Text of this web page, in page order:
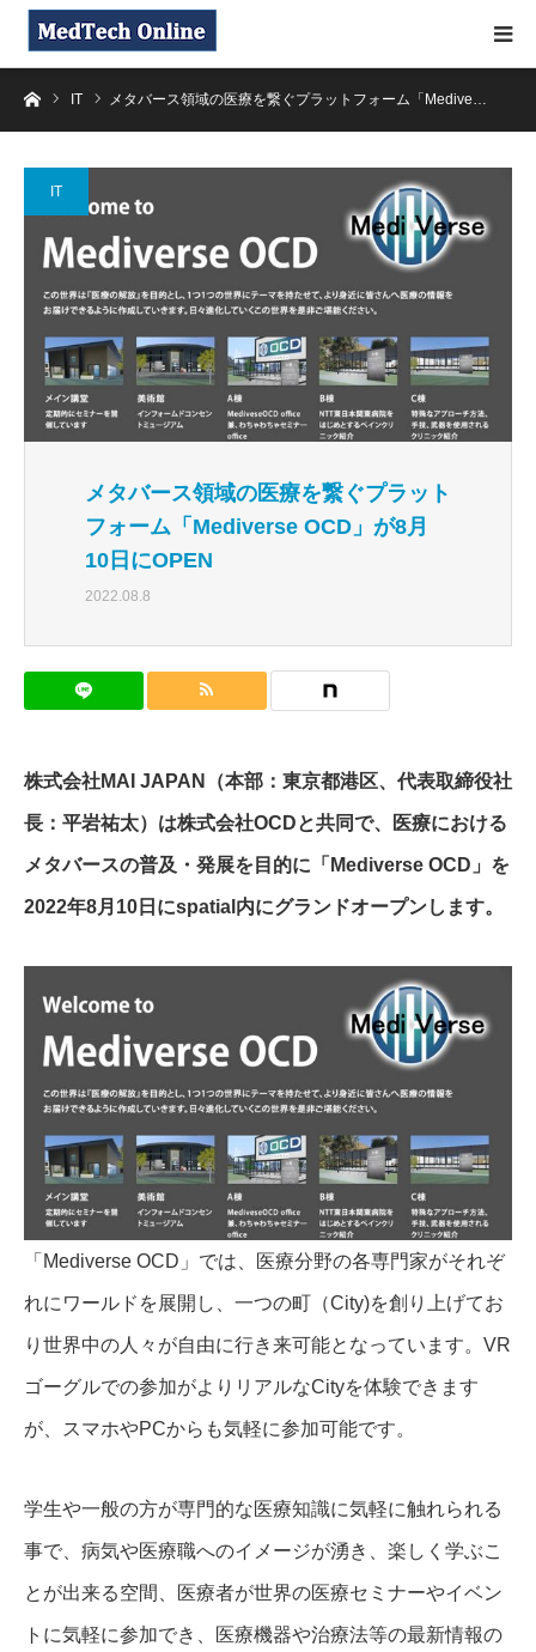
ホーム
IT メタバース領域の医療を繋ぐプラットフォーム「Medive…
IT
メタバース領域の医療を繋ぐプラット
フォーム「Mediverse OCD」が8月
10日にOPEN
2022.08.8
株式会社MAI JAPAN（本部：東京都港区、代表取締役社
長：平岩祐太）は株式会社OCDと共同で、医療における
メタバースの普及・発展を目的に「Mediverse OCD」を
2022年8月10日にspatial内にグランドオープンします。
「Mediverse OCD」では、医療分野の各専門家がそれぞ
れにワールドを展開し、一つの町（City)を創り上げてお
り世界中の人々が自由に行き来可能となっています。VR
ゴーグルでの参加がよりリアルなCityを体験できます
が、スマホやPCからも気軽に参加可能です。
学生や一般の方が専門的な医療知識に気軽に触れられる
事で、病気や医療職へのイメージが湧き、楽しく学ぶこ
とが出来る空間、医療者が世界の医療セミナーやイベン
トに気軽に参加でき、医療機器や治療法等の最新情報の